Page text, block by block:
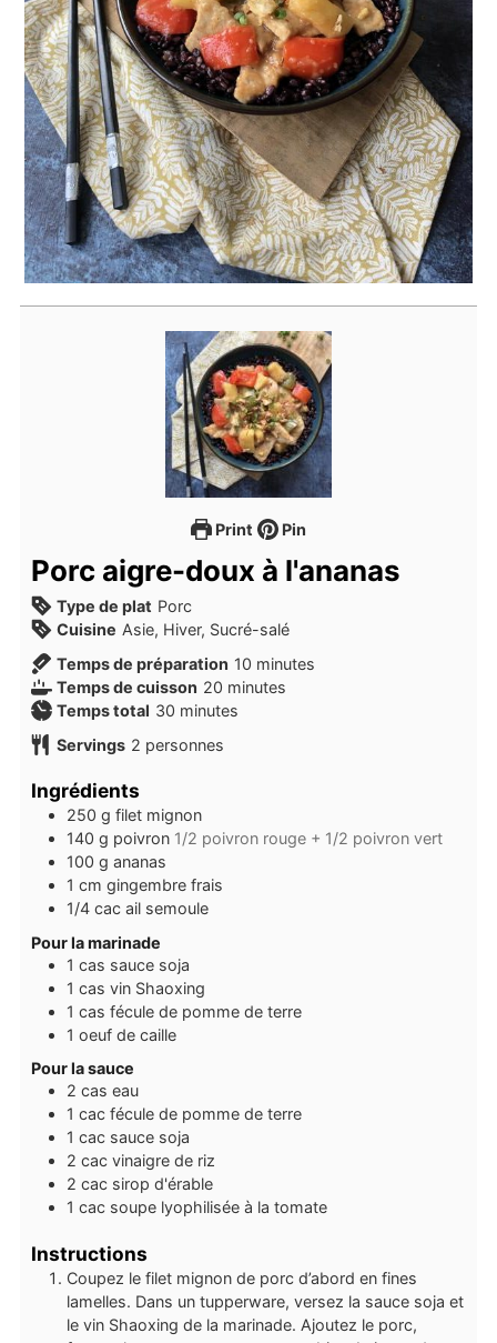
Print Pin
Porc aigre-doux à l'ananas
Type de plat Porc
Cuisine Asie, Hiver, Sucré-salé
Temps de préparation 10 minutes
minutes
Temps de cuisson 20 minutes
minutes
Temps total 30 minutes
minutes
Servings 2 personnes
Ingrédients
250 g filet mignon
140 g poivron 1/2 poivron rouge + 1/2 poivron vert
100 g ananas
1 cm gingembre frais
1/4 cac ail semoule
Pour la marinade
1 cas sauce soja
1 cas vin Shaoxing
1 cas fécule de pomme de terre
1 oeuf de caille
Pour la sauce
2 cas eau
1 cac fécule de pomme de terre
1 cac sauce soja
2 cac vinaigre de riz
2 cac sirop d'érable
1 cac soupe lyophilisée à la tomate
Instructions
Coupez le filet mignon de porc d’abord en fines
lamelles. Dans un tupperware, versez la sauce soja et
le vin Shaoxing de la marinade. Ajoutez le porc,